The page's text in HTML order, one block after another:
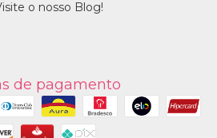
o nosso Blog!
de pagamento